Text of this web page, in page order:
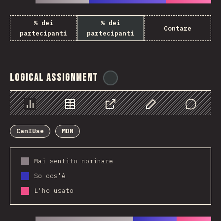
% dei
partecipanti
% dei
partecipanti
Contare
Logical Assignment
Grafico Dati CondividerePersonalizza i dati
Comments
CanIUse
MDN
Mai sentito nominare
So cos'è
L'ho usato